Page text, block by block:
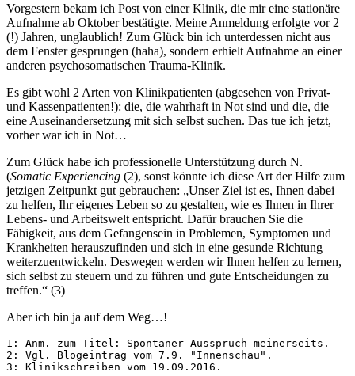
Vorgestern bekam ich Post von einer Klinik, die mir eine stationäre
Aufnahme ab Oktober bestätigte. Meine Anmeldung erfolgte vor 2
(!) Jahren, unglaublich! Zum Glück bin ich unterdessen nicht aus
dem Fenster gesprungen (haha), sondern erhielt Aufnahme an einer
anderen psychosomatischen Trauma-Klinik.
Es gibt wohl 2 Arten von Klinikpatienten (abgesehen von Privat-
und Kassenpatienten!): die, die wahrhaft in Not sind und die, die
eine Auseinandersetzung mit sich selbst suchen. Das tue ich jetzt,
vorher war ich in Not…
Zum Glück habe ich professionelle Unterstützung durch N.
(Somatic Experiencing (2), sonst könnte ich diese Art der Hilfe zum
jetzigen Zeitpunkt gut gebrauchen: „Unser Ziel ist es, Ihnen dabei
zu helfen, Ihr eigenes Leben so zu gestalten, wie es Ihnen in Ihrer
Lebens- und Arbeitswelt entspricht. Dafür brauchen Sie die
Fähigkeit, aus dem Gefangensein in Problemen, Symptomen und
Krankheiten herauszufinden und sich in eine gesunde Richtung
weiterzuentwickeln. Deswegen werden wir Ihnen helfen zu lernen,
sich selbst zu steuern und zu führen und gute Entscheidungen zu
treffen.“ (3)
Aber ich bin ja auf dem Weg…!
1: Anm. zum Titel: Spontaner Ausspruch meinerseits.
2: Vgl. Blogeintrag vom 7.9. "Innenschau".
3: Klinikschreiben vom 19.09.2016.